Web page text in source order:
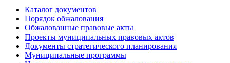
Каталог документов
Порядок обжалования
Обжалованные правовые акты
Проекты муниципальных правовых актов
Документы стратегического планирования
Муниципальные программы